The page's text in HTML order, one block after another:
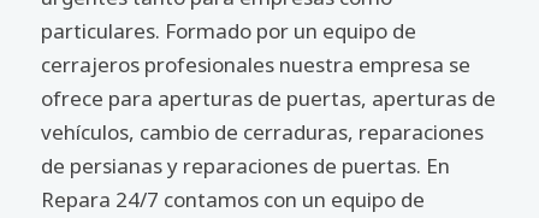
particulares. Formado por un equipo de
cerrajeros profesionales nuestra empresa se
ofrece para aperturas de puertas, aperturas de
vehículos, cambio de cerraduras, reparaciones
de persianas y reparaciones de puertas. En
Repara 24/7 contamos con un equipo de